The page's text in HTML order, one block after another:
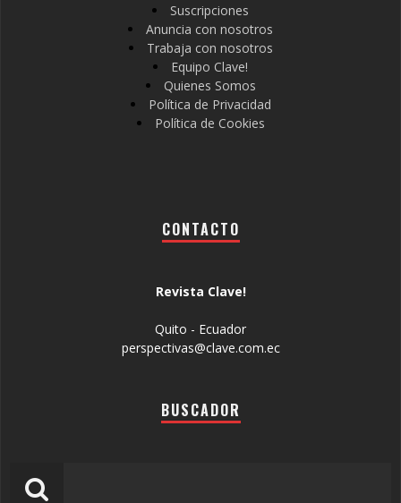
Suscripciones
Anuncia con nosotros
Trabaja con nosotros
Equipo Clave!
Quienes Somos
Política de Privacidad
Política de Cookies
CONTACTO
Revista Clave!
Quito - Ecuador
perspectivas@clave.com.ec
BUSCADOR